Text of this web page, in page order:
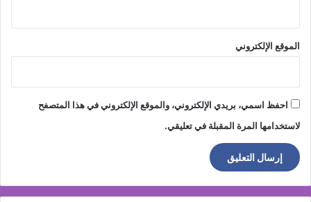
الموقع الإلكتروني
احفظ اسمي، بريدي الإلكتروني، والموقع الإلكتروني في هذا المتصفح
لاستخدامها المرة المقبلة في تعليقي.